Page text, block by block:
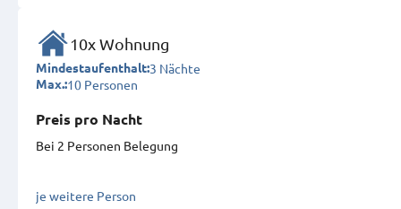
10x Wohnung
Mindestaufenthalt:3 Nächte
Max.:10 Personen
Preis pro Nacht
Bei 2 Personen Belegung
je weitere Person